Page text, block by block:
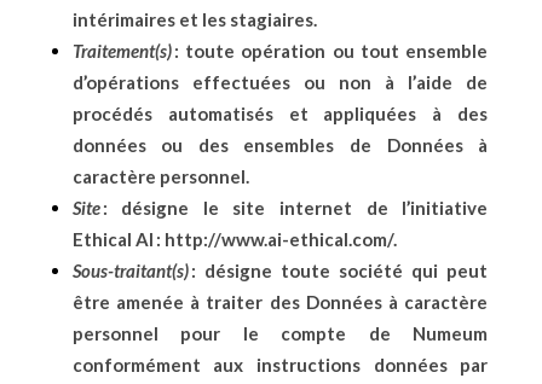
intérimaires et les stagiaires.
Traitement(s): toute opération ou tout ensemble
d’opérations effectuées ou non à l’aide de
procédés automatisés et appliquées à des
données ou des ensembles de Données à
caractère personnel.
Site: désigne le site internet de l’initiative
Ethical AI : http://www.ai-ethical.com/.
Sous-traitant(s): désigne toute société qui peut
être amenée à traiter des Données à caractère
personnel pour le compte de Numeum
conformément aux instructions données par